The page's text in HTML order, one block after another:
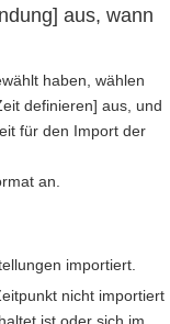
aus, wann
haben, wählen
definieren] aus, und
für den Import der
an.
importiert.
nicht importiert